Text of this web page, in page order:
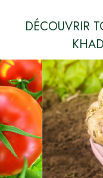
DÉCOUVRIR